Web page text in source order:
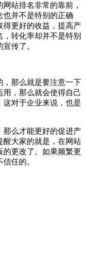
站排名非常的靠前，
也并不是特别的正确
得更好的收益，提高产
转化率却并不是特别
传了。
，那么就是要注意一下
，那么就会使得自己
这对于企业来说，也是
那么才能更好的促进产
醒大家的就是，在网站
的更改了。如果频繁更
任的。